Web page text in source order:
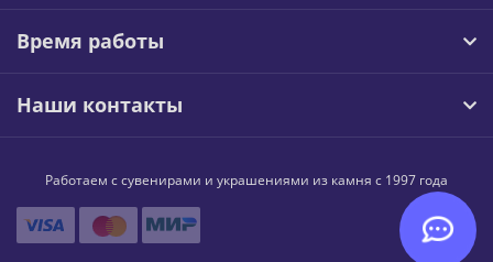
Время работы
Наши контакты
Работаем с сувенирами и украшениями из камня с 1997 года